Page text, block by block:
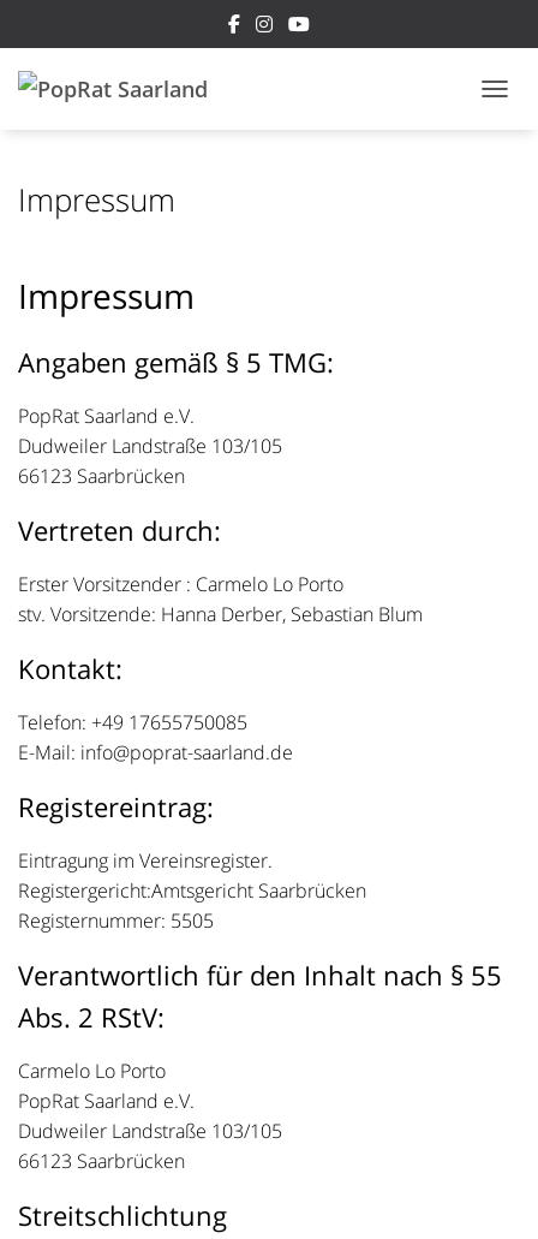
Impressum
Impressum
Angaben gemäß § 5 TMG:
PopRat Saarland e.V.
Dudweiler Landstraße 103/105
66123 Saarbrücken
Vertreten durch:
Erster Vorsitzender : Carmelo Lo Porto
stv. Vorsitzende: Hanna Derber, Sebastian Blum
Kontakt:
Telefon: +49 17655750085
E-Mail: info@poprat-saarland.de
Registereintrag:
Eintragung im Vereinsregister.
Registergericht:Amtsgericht Saarbrücken
Registernummer: 5505
Verantwortlich für den Inhalt nach § 55
Abs. 2 RStV:
Carmelo Lo Porto
PopRat Saarland e.V.
Dudweiler Landstraße 103/105
66123 Saarbrücken
Streitschlichtung